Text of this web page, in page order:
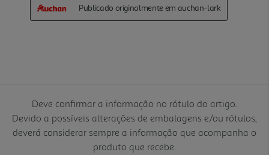
Deve confirmar a informação no rótulo do artigo.
Devido a possíveis alterações de embalagens e/ou rótulos,
deverá considerar sempre a informação que acompanha o
produto que recebe.